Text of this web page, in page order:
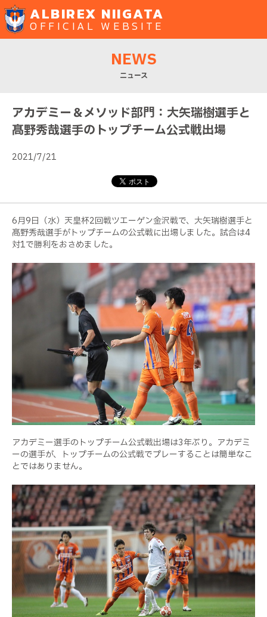
ALBIREX NIIGATA
OFFICIAL WEBSITE
NEWS
ニュース
アカデミー＆メソッド部門：大矢瑞樹選手と
髙野秀哉選手のトップチーム公式戦出場
2021/7/21
6月9日（水）天皇杯2回戦ツエーゲン金沢戦で、大矢瑞樹選手と
髙野秀哉選手がトップチームの公式戦に出場しました。試合は4
対1で勝利をおさめました。
アカデミー選手のトップチーム公式戦出場は3年ぶり。アカデミ
ーの選手が、トップチームの公式戦でプレーすることは簡単なこ
とではありません。